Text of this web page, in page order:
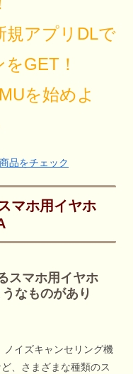
規アプリDLで
GET！
を始めよ
マホ用イヤホ
スマホ用イヤホ
なものがあり
イズキャンセリング機
、さまざまな種類のス